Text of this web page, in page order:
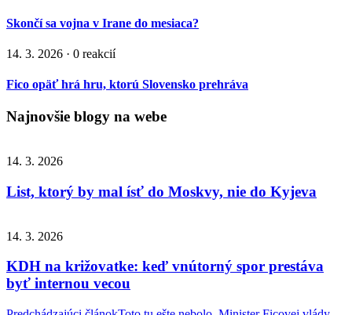
Skončí sa vojna v Irane do mesiaca?
14. 3. 2026 · 0 reakcií
Fico opäť hrá hru, ktorú Slovensko prehráva
Najnovšie blogy na webe
14. 3. 2026
List, ktorý by mal ísť do Moskvy, nie do Kyjeva
14. 3. 2026
KDH na križovatke: keď vnútorný spor prestáva
byť internou vecou